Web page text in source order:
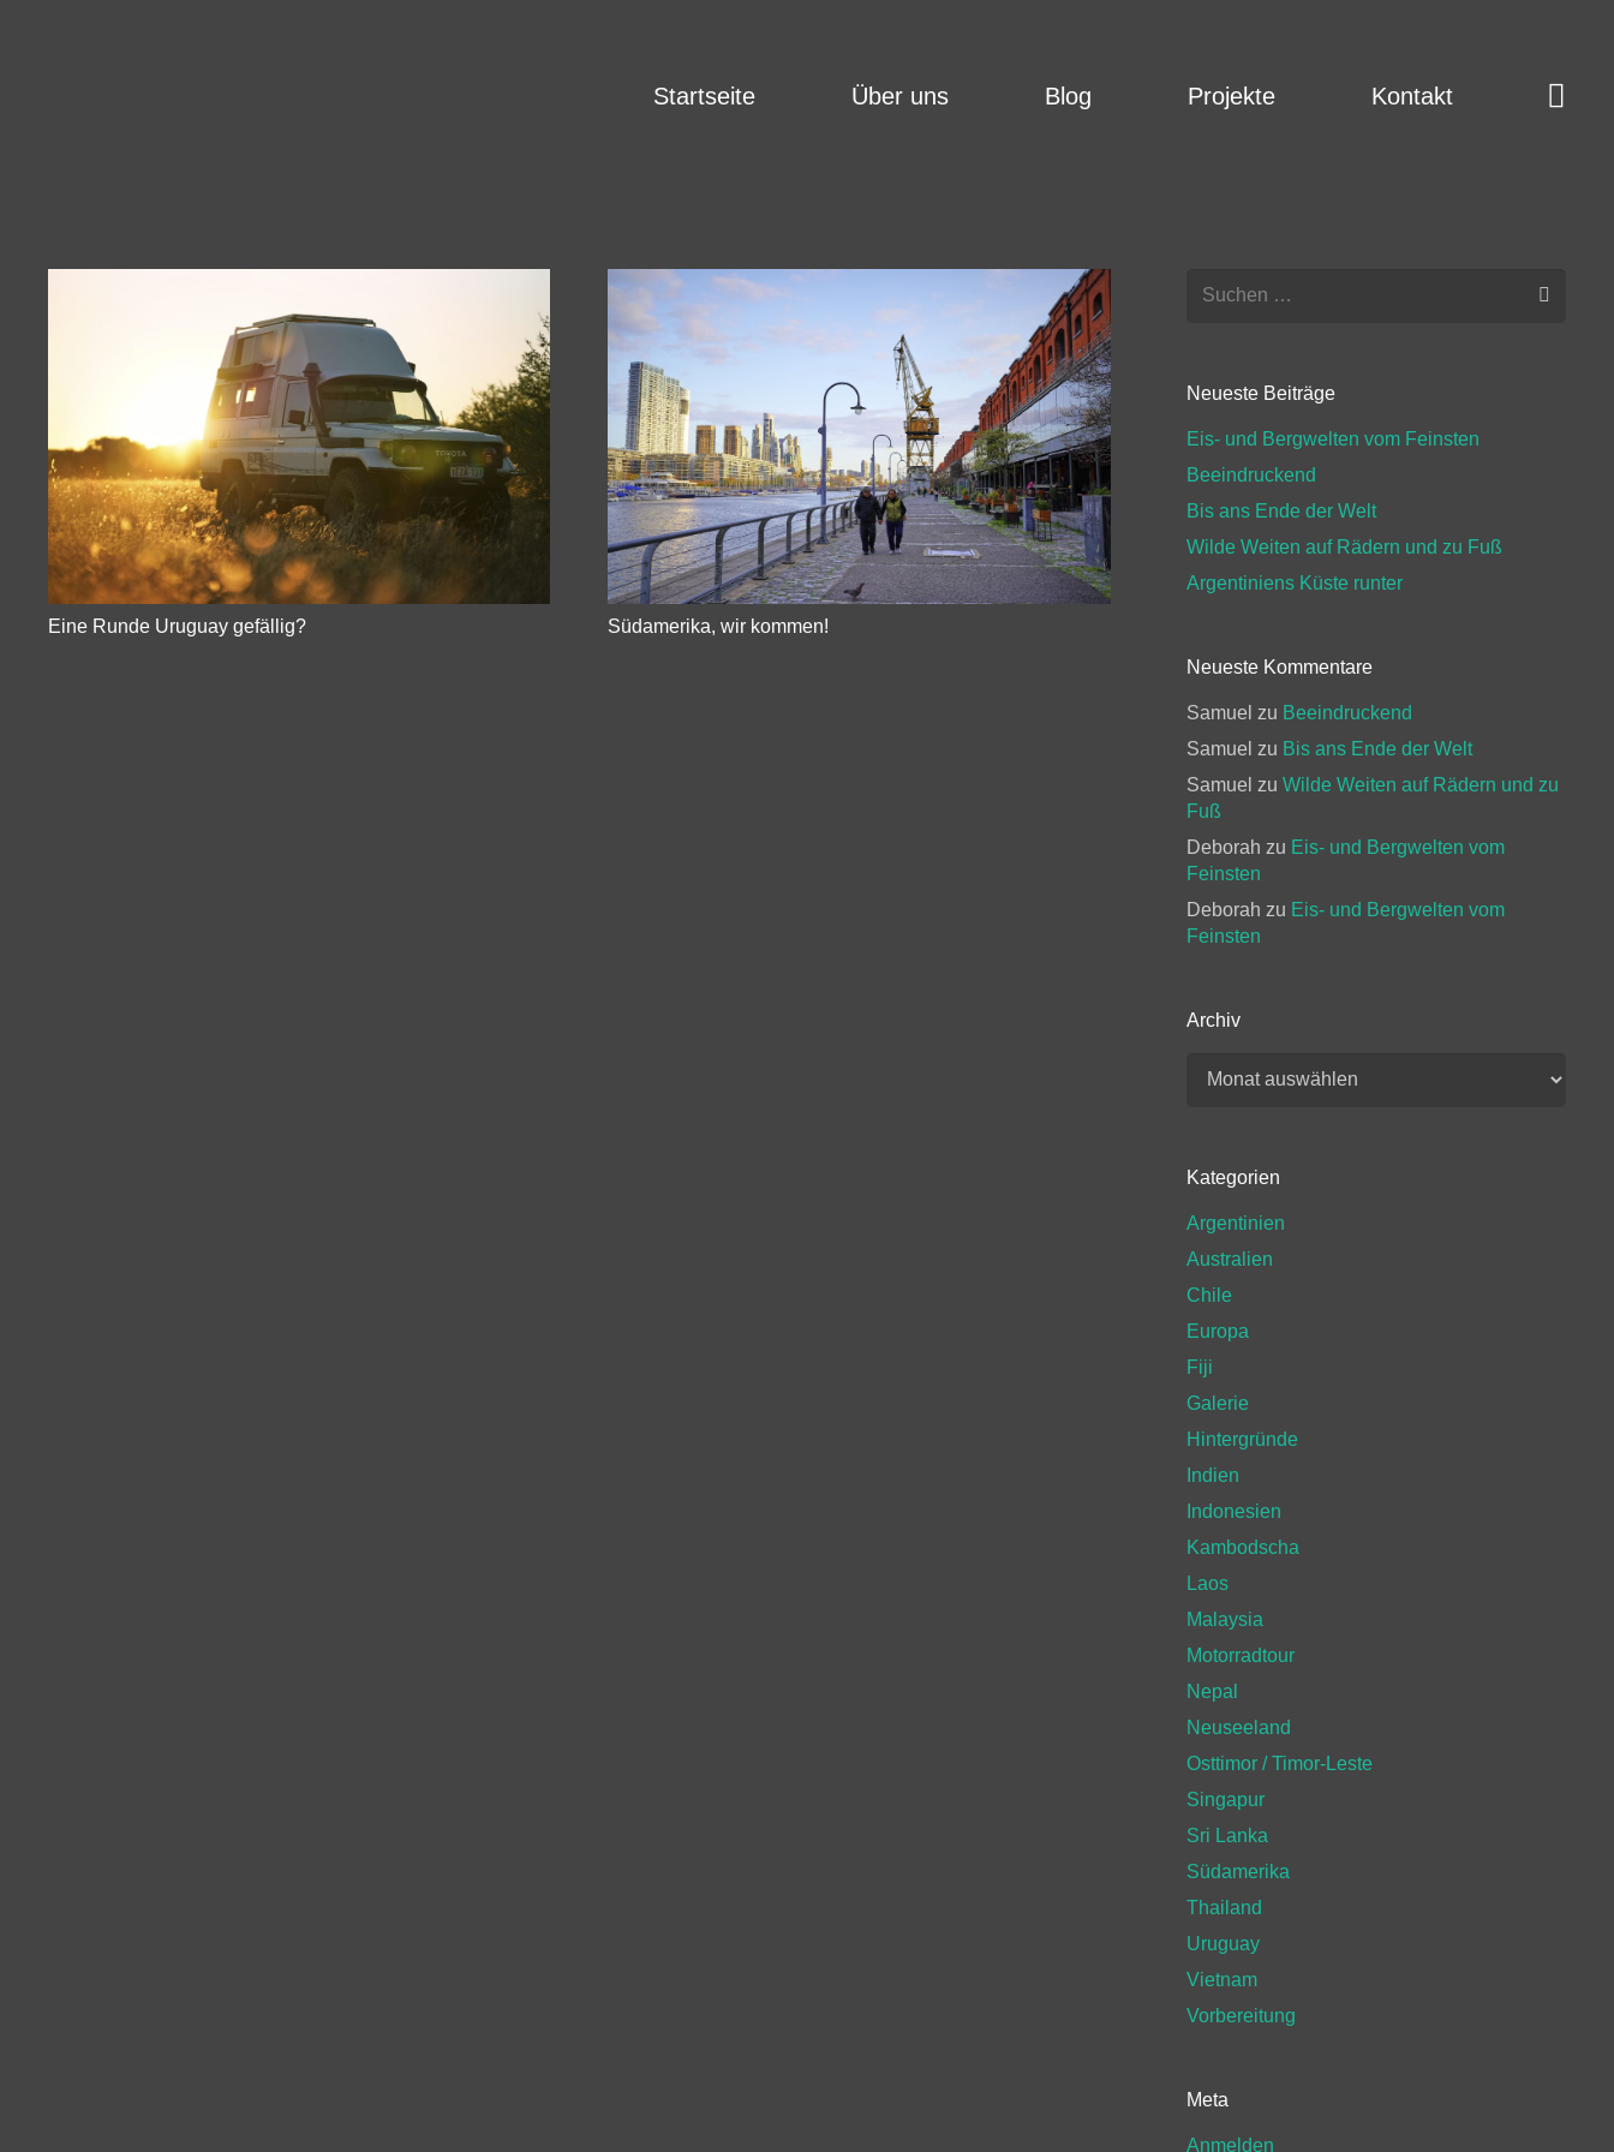
Startseite Über uns Blog Projekte Kontakt
Eine Runde Uruguay gefällig? Südamerika, wir kommen!
Suchen
Neueste Beiträge
Eis- und Bergwelten vom Feinsten
Beeindruckend
Bis ans Ende der Welt
Wilde Weiten auf Rädern und zu Fuß
Argentiniens Küste runter
Neueste Kommentare
Samuel zu Beeindruckend
Samuel zu Bis ans Ende der Welt
Samuel zu Wilde Weiten auf Rädern und zu
Fuß
Deborah zu Eis- und Bergwelten vom
Feinsten
Deborah zu Eis- und Bergwelten vom
Feinsten
Archiv
Archiv
Kategorien
Argentinien
Australien
Chile
Europa
Fiji
Galerie
Hintergründe
Indien
Indonesien
Kambodscha
Laos
Malaysia
Motorradtour
Nepal
Neuseeland
Osttimor / Timor-Leste
Singapur
Sri Lanka
Südamerika
Thailand
Uruguay
Vietnam
Vorbereitung
Meta
Anmelden